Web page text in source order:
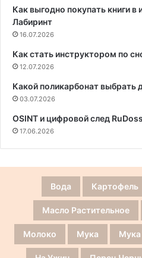
Как выгодно покупать книги в
Лабиринт
16.07.2026
Как стать инструктором по
12.07.2026
Какой поликарбонат выбрать
03.07.2026
OSINT и цифровой след
17.06.2026
Вода Картофель
Масло Растительное
Молоко Мука Мука